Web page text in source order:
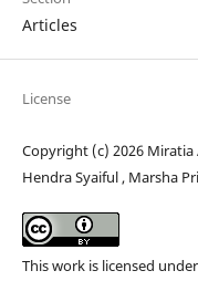
Articles
License
Copyright (c) 2026 Miratia
Hendra Syaiful , Marsha
This work is licensed